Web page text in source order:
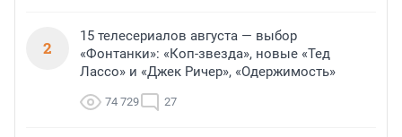
2
15 телесериалов августа — выбор
«Фонтанки»: «Коп-звезда», новые «Тед
Лассо» и «Джек Ричер», «Одержимость»
74 729 27